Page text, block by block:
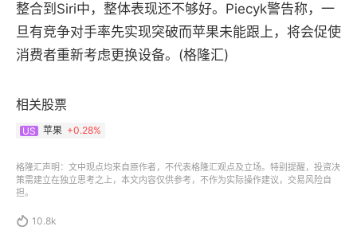
整合到Siri中，整体表现还不够好。Piecyk警告称，一
旦有竞争对手率先实现突破而苹果未能跟上，将会促使
消费者重新考虑更换设备。(格隆汇)
相关股票
US 苹果 +0.28%
格隆汇声明：文中观点均来自原作者，不代表格隆汇观点及立场。特别提醒，投资决
策需建立在独立思考之上，本文内容仅供参考，不作为实际操作建议，交易风险自
担。
 10.8k